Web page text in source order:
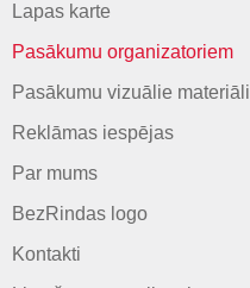
Lapas karte
Pasākumu organizatoriem
Pasākumu vizuālie materiāli
Reklāmas iespējas
Par mums
BezRindas logo
Kontakti